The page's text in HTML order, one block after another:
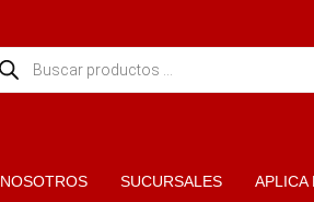
NOSOTROS SUCURSALES APLICA